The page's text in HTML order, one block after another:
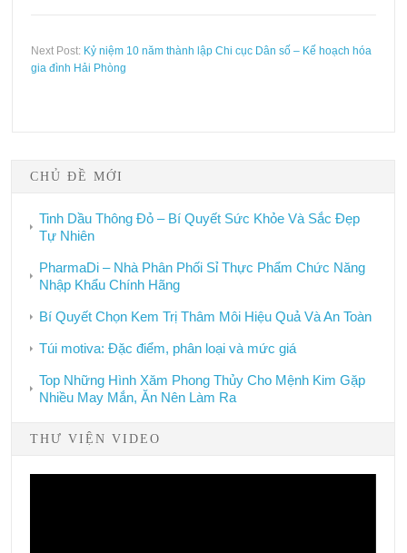
Next Post: Kỷ niệm 10 năm thành lập Chi cục Dân số – Kế hoạch hóa
gia đình Hải Phòng
CHỦ ĐỀ MỚI
Tinh Dầu Thông Đỏ – Bí Quyết Sức Khỏe Và Sắc Đẹp
Tự Nhiên
PharmaDi – Nhà Phân Phối Sỉ Thực Phẩm Chức Năng
Nhập Khẩu Chính Hãng
Bí Quyết Chọn Kem Trị Thâm Môi Hiệu Quả Và An Toàn
Túi motiva: Đặc điểm, phân loại và mức giá
Top Những Hình Xăm Phong Thủy Cho Mệnh Kim Gặp
Nhiều May Mắn, Ăn Nên Làm Ra
THƯ VIỆN VIDEO